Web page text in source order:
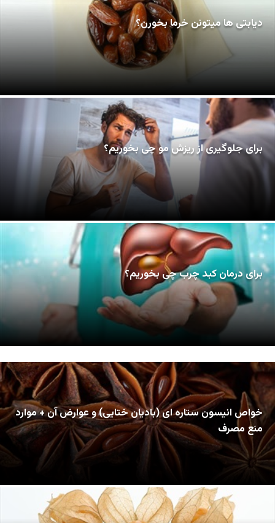
دیابتی ها میتونن خرما بخورن؟
برای جلوگیری از ریزش مو چی بخوریم؟
برای درمان کبد چرب چی بخوریم؟
خواص انیسون ستاره ای (بادیان ختایی) و عوارض آن + موارد
منع مصرف